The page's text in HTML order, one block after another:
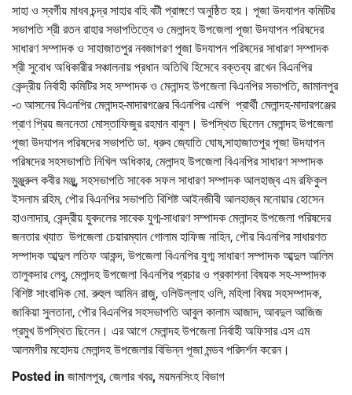
সাহা ও স্বর্গীয় মাধব চন্দ্র সাহার বহি বটী প্রাঙ্গণে অনুষ্ঠিত হয়। পূজা উদযাপন কমিটির
সভাপতি শ্রী রতন রাহার সভাপতিত্বে ও মেলান্দহ উপজেলা পূজা উদযাপন পরিষদের
সাধারণ সম্পাদক ও সাহাজাতপুর নবজাগরণ পূজা উদযাপন পরিষদের সাধারণ সম্পাদক
শ্রী সুবোধ অধিকারীর সঞ্চালনায় প্রধান অতিথি হিসেবে বক্তব্য রাখেন বিএনপির
কেন্দ্রীয় নির্বাহী কমিটির সহ সম্পাদক ও মেলান্দহ উপজেলা বিএনপির সভাপতি, জামালপুর
-৩ আসনের বিএনপির মেলান্দহ-মাদারগঞ্জের বিএনপির এমপি প্রার্থী মেলান্দহ-মাদারগঞ্জের
প্রাণ প্রিয় জননেতা মোস্তাফিজুর রহমান বাবুল। উপস্থিত ছিলেন মেলান্দহ উপজেলা
পূজা উদযাপন পরিষদের সভাপতি ডা. ধ্রুব জ্যোতি ঘোষ,সাহাজাতপুর পূজা উদযাপন
পরিষদের সহসভাপতি নিখিল অধিকার, মেলান্দহ উপজেলা বিএনপির সাধারণ সম্পাদক
মুঞ্জুরুল কবীর মঞ্জুু, সহসভাপতি সাবেক সফল সাধারণ সম্পাদক আলহাজ্ব এম রফিকুল
ইসলাম রহিম, পৌর বিএনপির সভাপতি বিশিষ্ট আইনজীবী আলহাজ্ব মনোয়ার হোসেন
হাওলাদার, কেন্দ্রীয় যুবদলের সাবেক যুগ্ম-সাধারণ সম্পাদক মেলান্দহ উপজেলা পরিষদের
জনতার খ্যাত উপজেলা চেয়ারম্যান গোলাম হাফিজ নাহিন, পৌর বিএনপির সাধারণত
সম্পাদক আব্দুল লতিফ আকন্দ, উপজেলা বিএনপির যুগ্ম সাধারণ সম্পাদক আব্দুল আলিম
তালুকদার লেবু, মেলান্দহ উপজেলা বিএনপির প্রচার ও প্রকাশনা বিষয়ক সহ-সম্পাদক
বিশিষ্ট সাংবাদিক মো. রুহুল আমিন রাজু, ওলিউল্লাহ ওলি, মহিলা বিষয় সহসম্পাদক,
জাকিয়া সুলতানা, পৌর বিএনপির সহসভাপতি আবুল কালাম আজাদ, আবদুল আজিজ
প্রমুখ উপস্থিত ছিলেন। এর আগে মেলান্দহ উপজেলা নির্বাহী অফিসার এস এম
আলমগীর মহোদয় মেলান্দহ উপজেলার বিভিন্ন পূজা মন্ডব পরিদর্শন করেন।
Posted in জামালপুর, জেলার খবর, ময়মনসিংহ বিভাগ